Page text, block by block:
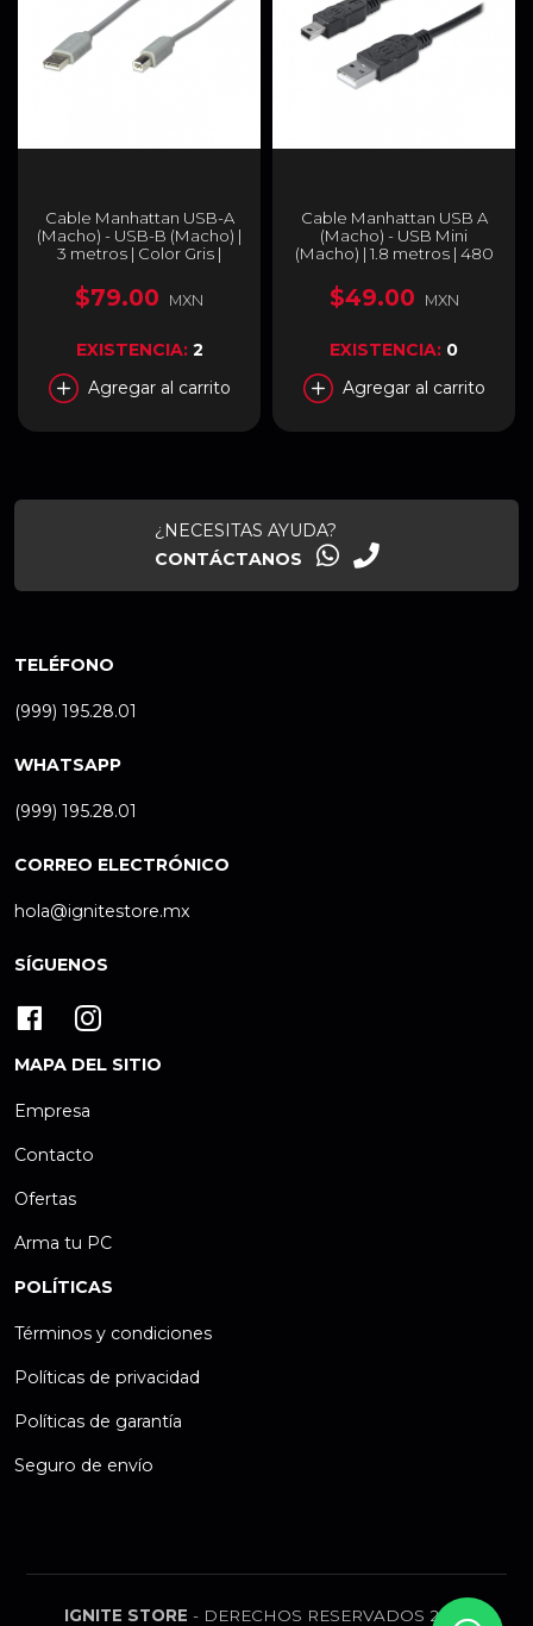
Cable Manhattan USB-A
(Macho) - USB-B (Macho) |
3 metros | Color Gris |
$79.00 MXN
EXISTENCIA: 2
Agregar al carrito
Cable Manhattan USB A
(Macho) - USB Mini
(Macho) | 1.8 metros | 480
333375
$49.00 MXN
EXISTENCIA: 0
Agregar al carrito
¿NECESITAS AYUDA?
CONTÁCTANOS
TELÉFONO
(999) 195.28.01
WHATSAPP
(999) 195.28.01
CORREO ELECTRÓNICO
hola@ignitestore.mx
SÍGUENOS
MAPA DEL SITIO
Empresa
Contacto
Ofertas
Arma tu PC
POLÍTICAS
Términos y condiciones
Políticas de privacidad
Políticas de garantía
Seguro de envío
IGNITE STORE - DERECHOS RESERVADOS 2026